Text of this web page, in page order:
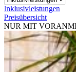
Inklusivleistungen
Preisübersicht
NUR MIT